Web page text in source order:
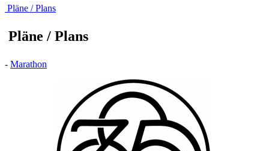
Pläne / Plans
Pläne / Plans
- Marathon